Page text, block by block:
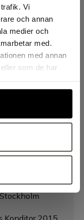
Vi
och annan
medier och
med.
med annan
som de har
till!
i köket
Konditor 2015